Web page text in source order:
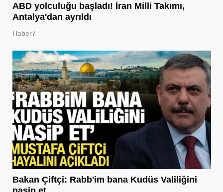
ABD yolculuğu başladı! İran Milli Takımı,
Antalya'dan ayrıldı
Haber7
Bakan Çiftçi: Rabb'im bana Kudüs Valiliğini